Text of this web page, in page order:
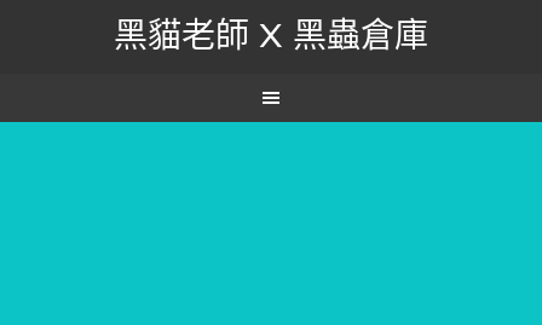
黑貓老師 X 黑蟲倉庫